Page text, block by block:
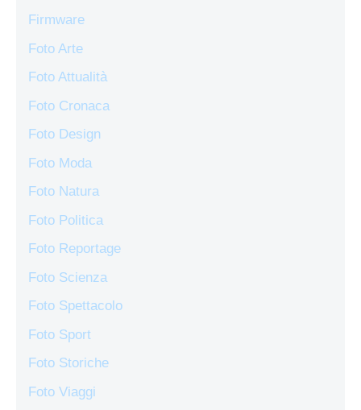
Firmware
Foto Arte
Foto Attualità
Foto Cronaca
Foto Design
Foto Moda
Foto Natura
Foto Politica
Foto Reportage
Foto Scienza
Foto Spettacolo
Foto Sport
Foto Storiche
Foto Viaggi